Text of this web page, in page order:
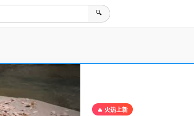
🔍
🔥 火热上新